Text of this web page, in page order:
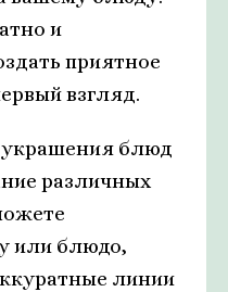
и
приятное
взгляд.
блюд
различных
или блюдо,
линии